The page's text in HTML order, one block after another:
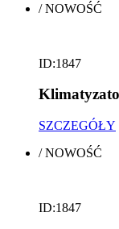
/NOWOŚĆ
ID:1847
SZCZEGÓŁY
/NOWOŚĆ
ID:1847